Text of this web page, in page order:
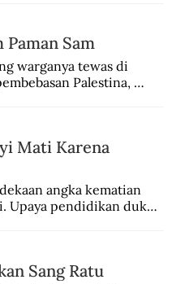
Paman Sam
warganya tewas di
Palestina,
Mati Karena
angka kematian
Upaya pendidikan dukun
Sang Ratu